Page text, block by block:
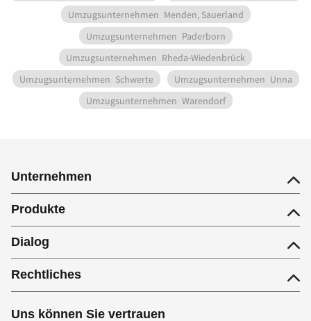
Umzugsunternehmen Menden, Sauerland
Umzugsunternehmen Paderborn
Umzugsunternehmen Rheda-Wiedenbrück
Umzugsunternehmen Schwerte Umzugsunternehmen Unna
Umzugsunternehmen Warendorf
Unternehmen
Produkte
Dialog
Rechtliches
Uns können Sie vertrauen